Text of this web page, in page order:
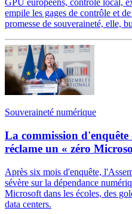
empile les gages de contrôle et
promesse de souveraineté, elle,
Souveraineté numérique
La commission
réclame un « zéro
Après six mois d'enquête,
sévère sur la dépendance
Microsoft dans les écoles, des
data centers.